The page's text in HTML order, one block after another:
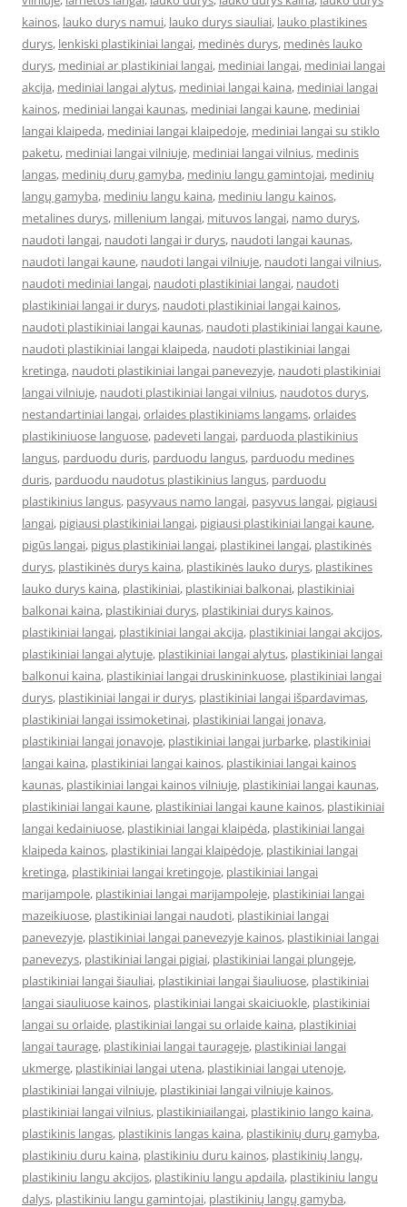
kainos, lauko durys namui, lauko durys siauliai, lauko plastikines
durys, lenkiski plastikiniai langai, medinės durys, medinės lauko
durys, mediniai ar plastikiniai langai, mediniai langai, mediniai langai
akcija, mediniai langai alytus, mediniai langai kaina, mediniai langai
kainos, mediniai langai kaunas, mediniai langai kaune, mediniai
langai klaipeda, mediniai langai klaipedoje, mediniai langai su stiklo
paketu, mediniai langai vilniuje, mediniai langai vilnius, medinis
langas, medinių durų gamyba, mediniu langu gamintojai, medinių
langų gamyba, mediniu langu kaina, mediniu langu kainos,
metalines durys, millenium langai, mituvos langai, namo durys,
naudoti langai, naudoti langai ir durys, naudoti langai kaunas,
naudoti langai kaune, naudoti langai vilniuje, naudoti langai vilnius,
naudoti mediniai langai, naudoti plastikiniai langai, naudoti
plastikiniai langai ir durys, naudoti plastikiniai langai kainos,
naudoti plastikiniai langai kaunas, naudoti plastikiniai langai kaune,
naudoti plastikiniai langai klaipeda, naudoti plastikiniai langai
kretinga, naudoti plastikiniai langai panevezyje, naudoti plastikiniai
langai vilniuje, naudoti plastikiniai langai vilnius, naudotos durys,
nestandartiniai langai,orlaides plastikiniams langams,orlaides
plastikiniuose languose, padeveti langai, parduoda plastikinius
langus, parduodu duris, parduodu langus, parduodu medines
duris, parduodu naudotus plastikinius langus, parduodu
plastikinius langus, pasyvaus namo langai, pasyvus langai, pigiausi
langai, pigiausi plastikiniai langai, pigiausi plastikiniai langai kaune,
pigūs langai, pigus plastikiniai langai, plastikinei langai, plastikinės
durys, plastikinės durys kaina, plastikinės lauko durys, plastikines
lauko durys kaina, plastikiniai, plastikiniai balkonai, plastikiniai
balkonai kaina, plastikiniai durys, plastikiniai durys kainos,
plastikiniai langai, plastikiniai langai akcija, plastikiniai langai akcijos,
plastikiniai langai alytuje, plastikiniai langai alytus, plastikiniai langai
balkonui kaina, plastikiniai langai druskininkuose, plastikiniai langai
durys, plastikiniai langai ir durys, plastikiniai langai išpardavimas,
plastikiniai langai issimoketinai, plastikiniai langai jonava,
plastikiniai langai jonavoje, plastikiniai langai jurbarke, plastikiniai
langai kaina, plastikiniai langai kainos, plastikiniai langai kainos
kaunas, plastikiniai langai kainos vilniuje, plastikiniai langai kaunas,
plastikiniai langai kaune, plastikiniai langai kaune kainos, plastikiniai
langai kedainiuose, plastikiniai langai klaipėda, plastikiniai langai
klaipeda kainos, plastikiniai langai klaipėdoje, plastikiniai langai
kretinga, plastikiniai langai kretingoje, plastikiniai langai
marijampole, plastikiniai langai marijampoleje, plastikiniai langai
mazeikiuose, plastikiniai langai naudoti, plastikiniai langai
panevezyje, plastikiniai langai panevezyje kainos, plastikiniai langai
panevezys, plastikiniai langai pigiai, plastikiniai langai plungeje,
plastikiniai langai šiauliai, plastikiniai langai šiauliuose, plastikiniai
langai siauliuose kainos, plastikiniai langai skaiciuokle, plastikiniai
langai su orlaide, plastikiniai langai su orlaide kaina, plastikiniai
langai taurage, plastikiniai langai taurageje, plastikiniai langai
ukmerge, plastikiniai langai utena, plastikiniai langai utenoje,
plastikiniai langai vilniuje, plastikiniai langai vilniuje kainos,
plastikiniai langai vilnius, plastikiniailangai, plastikinio lango kaina,
plastikinis langas, plastikinis langas kaina, plastikinių durų gamyba,
plastikiniu duru kaina, plastikiniu duru kainos, plastikinių langų,
plastikiniu langu akcijos, plastikiniu langu apdaila, plastikiniu langu
dalys, plastikiniu langu gamintojai, plastikinių langų gamyba,